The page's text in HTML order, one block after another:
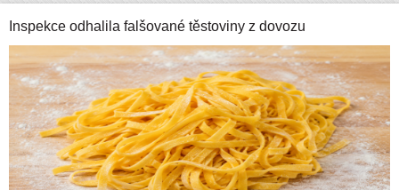
Inspekce odhalila falšované těstoviny z dovozu